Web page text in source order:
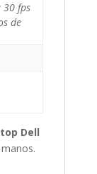
30 fps
de
Dell